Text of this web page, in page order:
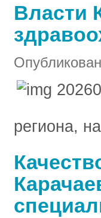
Власти
региона,